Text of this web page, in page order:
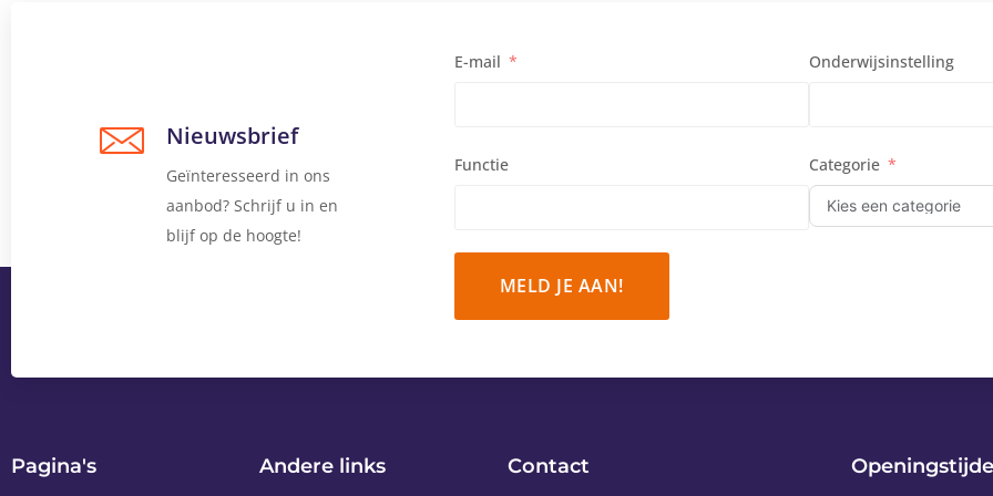
Nieuwsbrief
Geïnteresseerd in ons
aanbod? Schrijf u in en
blijf op de hoogte!
E-mail Onderwijsinstelling
Functie Categorie
MELD JE AAN!
Pagina's Andere links Contact